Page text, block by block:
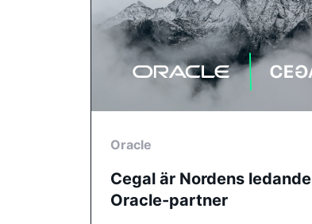
Oracle
Cegal är Nordens ledande
Oracle-partner